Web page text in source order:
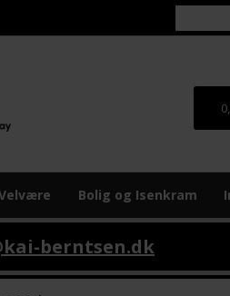
Bolig og Isenkram
berntsen.dk